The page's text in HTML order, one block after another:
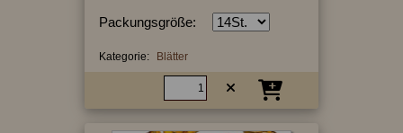
Packungsgröße:
Kategorie: Blätter